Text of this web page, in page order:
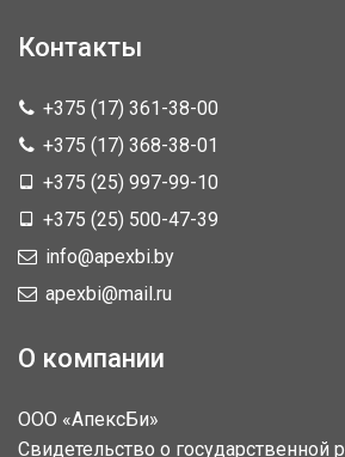
Контакты
+375 (17) 361-38-00
+375 (17) 368-38-01
+375 (25) 997-99-10
+375 (25) 500-47-39
info@apexbi.by
apexbi@mail.ru
О компании
ООО «АпексБи»
Свидетельство о государственной